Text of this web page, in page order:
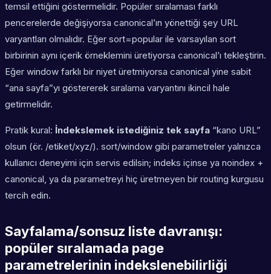
temsil ettiğini göstermelidir. Popüler sıralaması farklı
pencerelerde değişiyorsa canonical’ın yönettiği şey URL
varyantları olmalıdır. Eğer sort=popular ile varsayılan sort
birbirinin aynı içerik örneklemini üretiyorsa canonical’ı tekleştirin.
Eğer window farklı bir niyet üretmiyorsa canonical yine sabit
“ana sayfa”yı göstererek sıralama varyantını ikincil hale
getirmelidir.
Pratik kural: İndekslemek istediğiniz tek sayfa “kano URL”
olsun (ör. /etiket/xyz/). sort/window gibi parametreler yalnızca
kullanıcı deneyimi için servis edilsin; indeks içinse ya noindex +
canonical, ya da parametreyi hiç üretmeyen bir routing kurgusu
tercih edin.
Sayfalama/sonsuz liste davranışı:
popüler sıralamada page
parametrelerinin indekslenebilirliği